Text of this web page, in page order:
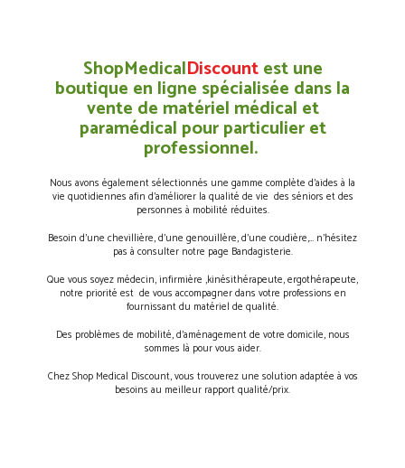
ShopMedicalDiscountest une
boutique en ligne spécialisée dans la
vente de matériel médical et
paramédical pour particulier et
professionnel.
Nous avons également sélectionnés une gamme complète d’aides à la
vie quotidiennes afin d’améliorer la qualité de vie des séniors et des
personnes à mobilité réduites.
Besoin d’une chevillière, d’une genouillère, d’une coudière,… n’hésitez
pas à consulter notre page Bandagisterie.
Que vous soyez médecin, infirmière ,kinésithérapeute, ergothérapeute,
notre priorité est de vous accompagner dans votre professions en
fournissant du matériel de qualité.
Des problèmes de mobilité, d’aménagement de votre domicile, nous
sommes là pour vous aider.
Chez Shop Medical Discount, vous trouverez une solution adaptée à vos
besoins au meilleur rapport qualité/prix.